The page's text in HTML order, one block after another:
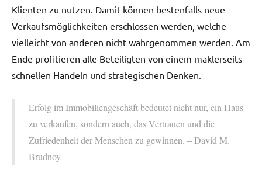
Klienten zu nutzen. Damit können bestenfalls neue
Verkaufsmöglichkeiten erschlossen werden, welche
vielleicht von anderen nicht wahrgenommen werden. Am
Ende profitieren alle Beteiligten von einem maklerseits
schnellen Handeln und strategischen Denken.
Erfolg im Immobiliengeschäft bedeutet nicht nur, ein Haus
zu verkaufen, sondern auch, das Vertrauen und die
Zufriedenheit der Menschen zu gewinnen. – David M.
Brudnoy